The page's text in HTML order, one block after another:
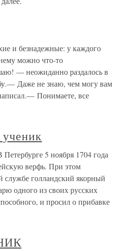
и безнадежные: у каждого
можно что-то
— неожиданно раздалось в
Даже не знаю, чем могу вам
Понимаете, все
5 ноября 1704 года
верфь. При этом
службе голландский якорный
одного из своих русских
и просил о прибавке